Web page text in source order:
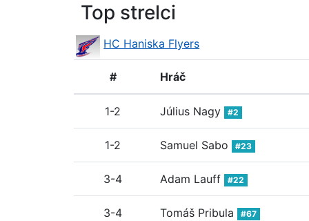
Top strelci
HC Haniska Flyers
# Hráč
1-2 Július Nagy #2
1-2 Samuel Sabo #23
3-4 Adam Lauff #22
3-4 Tomáš Pribula #67